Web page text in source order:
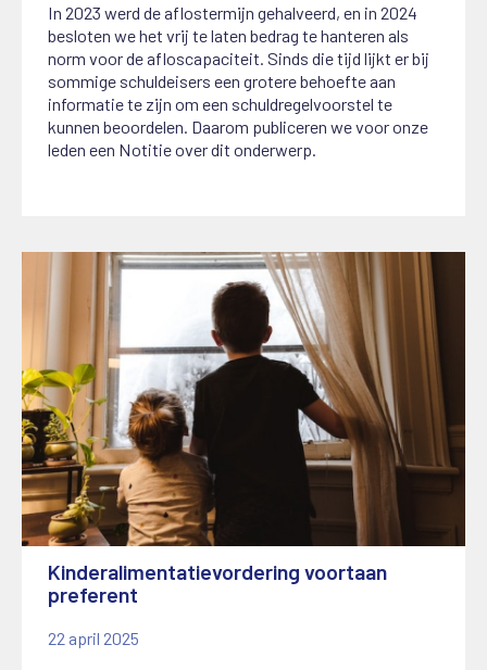
In 2023 werd de aflostermijn gehalveerd, en in 2024
besloten we het vrij te laten bedrag te hanteren als
norm voor de afloscapaciteit. Sinds die tijd lijkt er bij
sommige schuldeisers een grotere behoefte aan
informatie te zijn om een schuldregelvoorstel te
kunnen beoordelen. Daarom publiceren we voor onze
leden een Notitie over dit onderwerp.
Kinderalimentatievordering voortaan
preferent
22 april 2025